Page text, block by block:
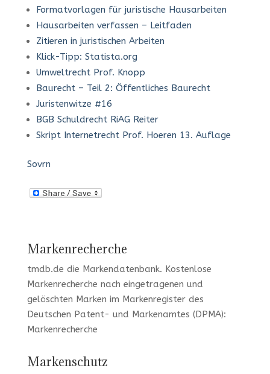
Formatvorlagen für juristische Hausarbeiten
Hausarbeiten verfassen – Leitfaden
Zitieren in juristischen Arbeiten
Klick-Tipp: Statista.org
Umweltrecht Prof. Knopp
Baurecht – Teil 2: Öffentliches Baurecht
Juristenwitze #16
BGB Schuldrecht RiAG Reiter
Skript Internetrecht Prof. Hoeren 13. Auflage
Sovrn
Markenrecherche
tmdb.de die Markendatenbank. Kostenlose
Markenrecherche nach eingetragenen und
gelöschten Marken im Markenregister des
Deutschen Patent- und Markenamtes (DPMA):
Markenrecherche
Markenschutz